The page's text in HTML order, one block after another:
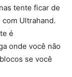
tente ficar de
Ultrahand.
é
onde você não
se você